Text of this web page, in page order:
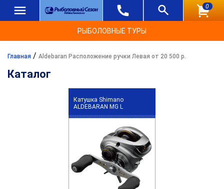
0
РЫБОЛОВНЫЕ ТУРЫ
Главная / Aldebaran Расположение ручки Левая от 20 500 р.
Каталог
Катушка Shimano
ALDEBARAN MG L